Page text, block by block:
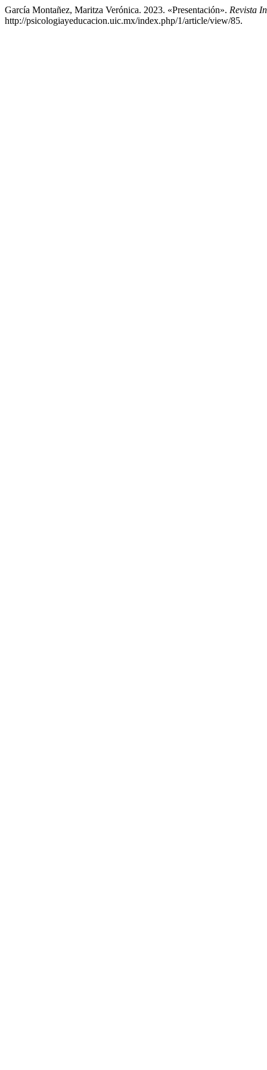
García Montañez, Maritza Verónica. 2023. «Presentación». Revista
http://psicologiayeducacion.uic.mx/index.php/1/article/view/85.